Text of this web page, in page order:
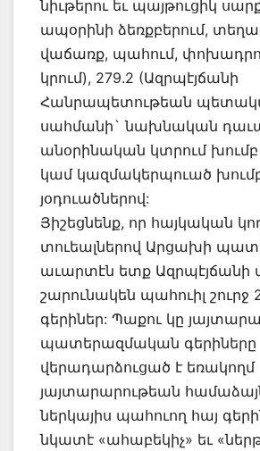
նիւթերու եւ պայթուցիկ
ապօրինի ձեռքբերում,
վաճառք, պահում,
կրում), 279.2 (Ազրպէյճանի
Հանրապետութեան
սահմանի` նախնական
անօրինական կտրում խումբ
կամ կազմակերպուած
յօդուածներով:
Յիշեցնենք, որ հայկական
տուեալներով Արցախի
աւարտէն ետք Ազրպէյճանի
շարունակեն պահուիլ շուրջ
գերիներ: Պաքու կը
պատերազմական գերիները
վերադարձուցած է եռակողմ
յայտարարութեան
ներկայիս պահուող հայ
նկատէ «ահաբեկիչ» եւ